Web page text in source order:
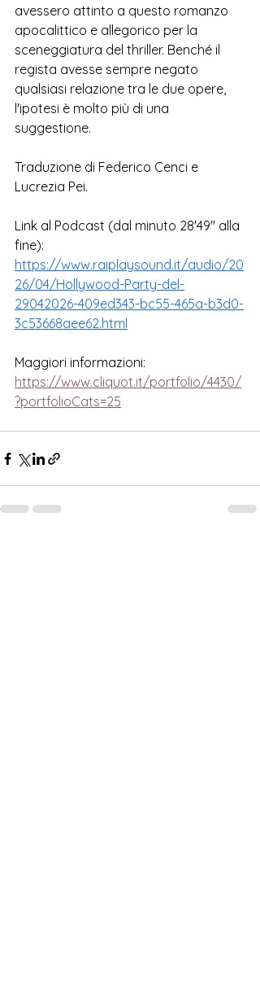
avessero attinto a questo romanzo
apocalittico e allegorico per la
sceneggiatura del thriller. Benché il
regista avesse sempre negato
qualsiasi relazione tra le due opere,
l'ipotesi è molto più di una
suggestione.
Traduzione di Federico Cenci e
Lucrezia Pei.
Link al Podcast (dal minuto 28'49'' alla
fine):
https://www.raiplaysound.it/audio/20
26/04/Hollywood-Party-del-
29042026-409ed343-bc55-465a-b3d0-
3c53668aee62.html
Maggiori informazioni:
https://www.cliquot.it/portfolio/4430/
?portfolioCats=25